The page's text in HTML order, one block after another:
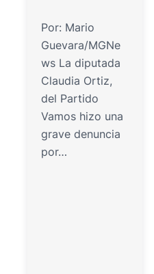
Por: Mario
Guevara/MGNe
ws La diputada
Claudia Ortiz,
del Partido
Vamos hizo una
grave denuncia
por…